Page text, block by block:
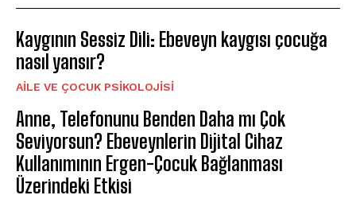
Kaygının Sessiz Dili: Ebeveyn kaygısı çocuğa
nasıl yansır?
AILE VE ÇOCUK PSIKOLOJISI
Anne, Telefonunu Benden Daha mı Çok
Seviyorsun? Ebeveynlerin Dijital Cihaz
Kullanımının Ergen-Çocuk Bağlanması
Üzerindeki Etkisi